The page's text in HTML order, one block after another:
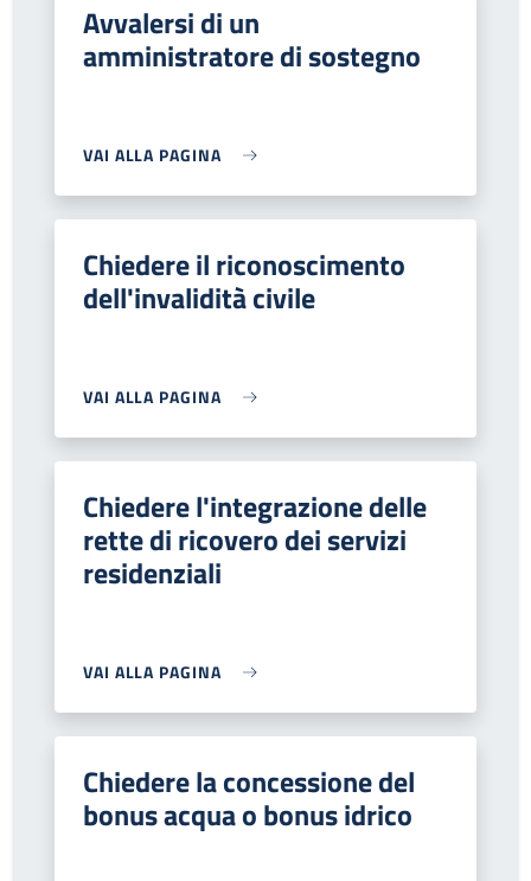
Avvalersi di un
amministratore di sostegno
VAI ALLA PAGINA
Chiedere il riconoscimento
dell'invalidità civile
VAI ALLA PAGINA
Chiedere l'integrazione delle
rette di ricovero dei servizi
residenziali
VAI ALLA PAGINA
Chiedere la concessione del
bonus acqua o bonus idrico